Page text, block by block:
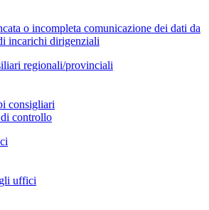
o incompleta comunicazione dei dati da
incarichi dirigenziali
regionali/provinciali
consigliari
controllo
uffici